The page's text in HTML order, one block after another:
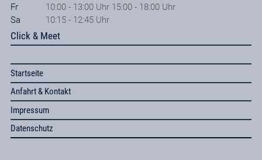
Fr
10:00 - 13:00 Uhr 15:00 - 18:00 Uhr
Sa
10:15 - 12:45 Uhr
Click & Meet
Startseite
Anfahrt & Kontakt
Impressum
Datenschutz